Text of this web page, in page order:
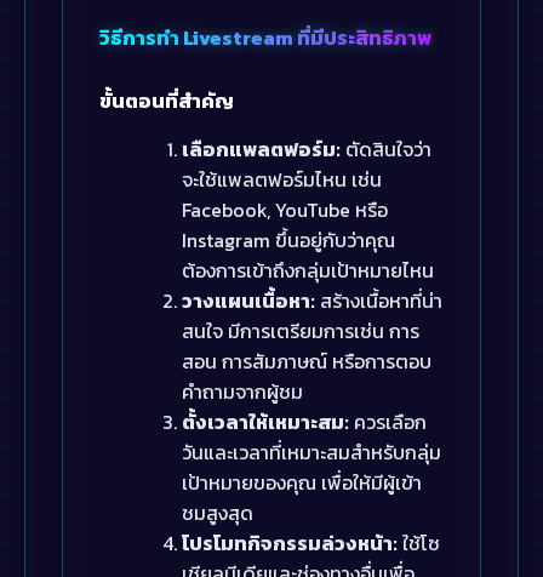
วิธีการทำ Livestream ที่มีประสิทธิภาพ
ขั้นตอนที่สำคัญ
เลือกแพลตฟอร์ม: ตัดสินใจว่า
จะใช้แพลตฟอร์มไหน เช่น
Facebook, YouTube หรือ
Instagram ขึ้นอยู่กับว่าคุณ
ต้องการเข้าถึงกลุ่มเป้าหมายไหน
วางแผนเนื้อหา: สร้างเนื้อหาที่น่า
สนใจ มีการเตรียมการเช่น การ
สอน การสัมภาษณ์ หรือการตอบ
คำถามจากผู้ชม
ตั้งเวลาให้เหมาะสม: ควรเลือก
วันและเวลาที่เหมาะสมสำหรับกลุ่ม
เป้าหมายของคุณ เพื่อให้มีผู้เข้า
ชมสูงสุด
โปรโมทกิจกรรมล่วงหน้า:ใช้โซ